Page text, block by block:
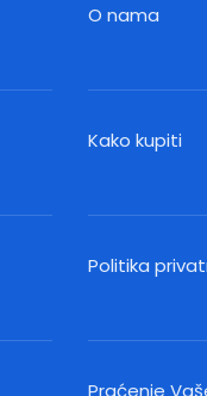
O nama
Kako kupiti
Politika
Praćenje